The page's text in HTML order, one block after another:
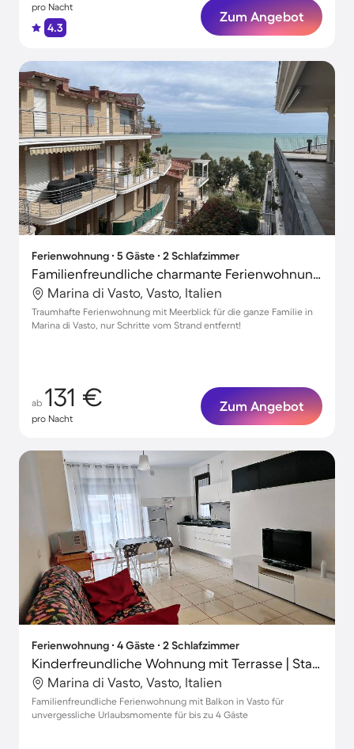
pro Nacht
4.3
Zum Angebot
Ferienwohnung ∙ 5 Gäste ∙ 2 Schlafzimmer
Familienfreundliche charmante Ferienwohnung mit Terrasse und Grill | Meerblick | Neben dem Strand
Marina di Vasto, Vasto, Italien
Traumhafte Ferienwohnung mit Meerblick für die ganze Familie in
Marina di Vasto, nur Schritte vom Strand entfernt!
ab 131 €
pro Nacht
Zum Angebot
Ferienwohnung ∙ 4 Gäste ∙ 2 Schlafzimmer
Kinderfreundliche Wohnung mit Terrasse | Stadtblick
Marina di Vasto, Vasto, Italien
Familienfreundliche Ferienwohnung mit Balkon in Vasto für
unvergessliche Urlaubsmomente für bis zu 4 Gäste